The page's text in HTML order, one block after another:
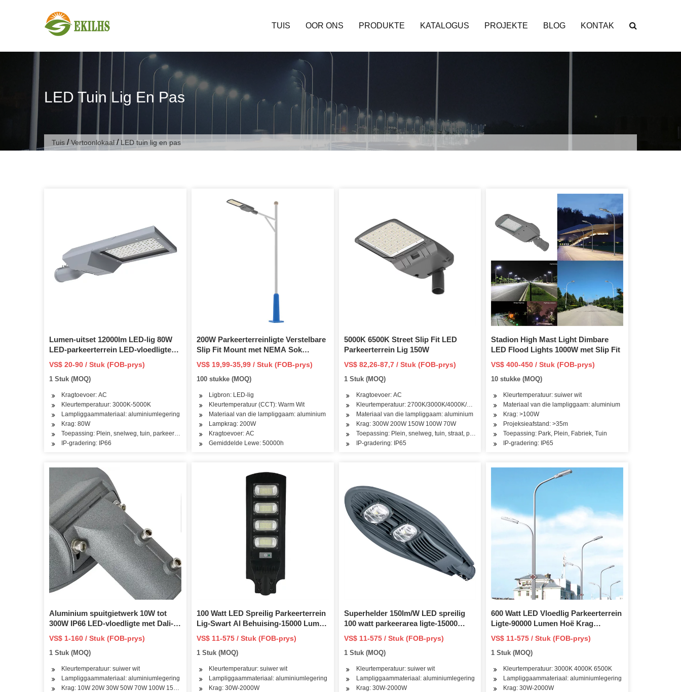
TUIS OOR ONS PRODUKTE KATALOGUS PROJEKTE BLOG KONTAK
LED Tuin Lig En Pas
Tuis /Vertoonlokaal/LED tuin lig en pas
Lumen-uitset 12000lm LED-lig 80W
LED-parkeerterrein LED-vloedligte
Verstelbare Slip Fit Mount LED
Straatlig Buitelug Kommersiële Area
Lig Pi65 Waterdig
VS$ 20-90 / Stuk (FOB-prys)
1 Stuk (MOQ)
Kragtoevoer: AC
Kleurtemperatuur: 3000K-5000K
Lampliggaammateriaal: aluminiumlegering
Krag: 80W
Toepassing: Plein, snelweg, tuin, parkeerterrein, pakhuis, werkterrein
IP-gradering: IP66
200W Parkeerterreinligte Verstelbare
Slip Fit Mount met NEMA Sok
Fotosel Buitelug Kommersiële Area
Beligting 20000lm 6500K IP65 LED
Straatlig vir paaie
VS$ 19,99-35,99 / Stuk (FOB-prys)
100 stukke (MOQ)
Ligbron: LED-lig
Kleurtemperatuur (CCT): Warm Wit
Materiaal van die lampliggaam: aluminium
Lampkrag: 200W
Kragtoevoer: AC
Gemiddelde Lewe: 50000h
5000K 6500K Street Slip Fit LED
Parkeerterrein Lig 150W
VS$ 82,26-87,7 / Stuk (FOB-prys)
1 Stuk (MOQ)
Kragtoevoer: AC
Kleurtemperatuur: 2700K/3000K/4000K/5000K/6500K
Materiaal van die lampliggaam: aluminium
Krag: 300W 200W 150W 100W 70W
Toepassing: Plein, snelweg, tuin, straat, parkeerterrein, pad, park
IP-gradering: IP65
Stadion High Mast Light Dimbare
LED Flood Lights 1000W met Slip Fit
VS$ 400-450 / Stuk (FOB-prys)
10 stukke (MOQ)
Kleurtemperatuur: suiwer wit
Materiaal van die lampliggaam: aluminium
Krag: >100W
Projeksieafstand: >35m
Toepassing: Park, Plein, Fabriek, Tuin
IP-gradering: IP65
Aluminium spuitgietwerk 10W tot
300W IP66 LED-vloedligte met Dali-
bewegingsensor Dimbare 0-10V
Muur- en Oppervlakgemonteerde en
paalgemonteerde LED Buitelugpas
VS$ 1-160 / Stuk (FOB-prys)
1 Stuk (MOQ)
Kleurtemperatuur: suiwer wit
Lampliggaammateriaal: aluminiumlegering
Krag: 10W 20W 30W 50W 70W 100W 150W 200W 250W 300W
100 Watt LED Spreilig Parkeerterrein
Lig-Swart Al Behuising-15000 Lumen
5000K Suiwer Wit Lig Slip Fit Beugel
Gemonteerde Fotosel LED Spreiligte
VS$ 11-575 / Stuk (FOB-prys)
1 Stuk (MOQ)
Kleurtemperatuur: suiwer wit
Lampliggaammateriaal: aluminiumlegering
Krag: 30W-2000W
Superhelder 150lm/W LED spreilig
100 watt parkeerarea ligte-15000
lumen – 4000K 80CRI-slip Fit bracket
gemonteerde bewegingsensor buite
vloedlig
VS$ 11-575 / Stuk (FOB-prys)
1 Stuk (MOQ)
Kleurtemperatuur: suiwer wit
Lampliggaammateriaal: aluminiumlegering
Krag: 30W-2000W
600 Watt LED Vloedlig Parkeerterrein
Ligte-90000 Lumen Hoë Krag
Beligting-4000K Waterdig IP66- Glip
Fit Mount-Motion Sensor Opsionele
Floodlight
VS$ 11-575 / Stuk (FOB-prys)
1 Stuk (MOQ)
Kleurtemperatuur: 3000K 4000K 6500K
Lampliggaammateriaal: aluminiumlegering
Krag: 30W-2000W